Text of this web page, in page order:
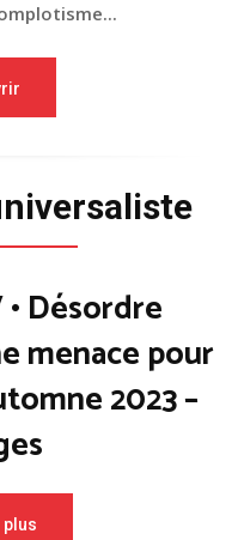
• Désordre
menace pour
2023 –
plus